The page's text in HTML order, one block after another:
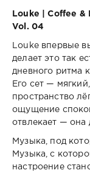
Louke | Coffee &
Vol. 04
Louke впервые
делает это так
дневного ритма
Его сет —
пространство
ощущение
отвлекает — она
Музыка, под
Музыка, с
настроение